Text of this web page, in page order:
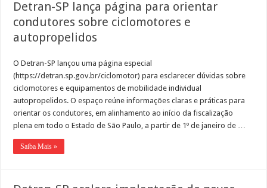
Detran-SP lança página para orientar
condutores sobre ciclomotores e
autopropelidos
O Detran-SP lançou uma página especial
(https://detran.sp.gov.br/ciclomotor) para esclarecer dúvidas sobre
ciclomotores e equipamentos de mobilidade individual
autopropelidos. O espaço reúne informações claras e práticas para
orientar os condutores, em alinhamento ao início da fiscalização
plena em todo o Estado de São Paulo, a partir de 1º de janeiro de …
Saiba Mais »